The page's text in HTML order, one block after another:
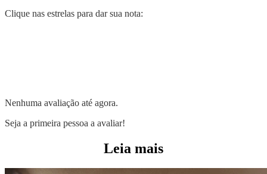
Clique nas estrelas para dar sua nota:
Nenhuma avaliação até agora.
Seja a primeira pessoa a avaliar!
Leia mais